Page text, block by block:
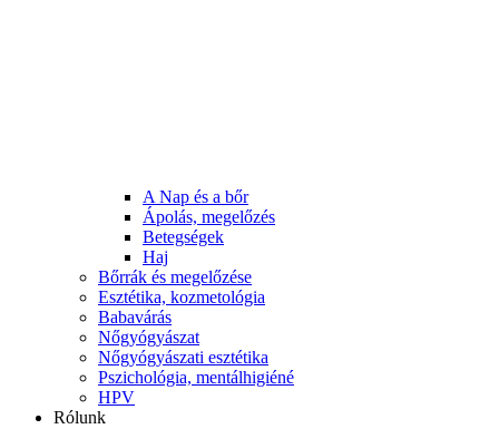
A Nap és a bőr
Ápolás, megelőzés
Betegségek
Haj
Bőrrák és megelőzése
Esztétika, kozmetológia
Babavárás
Nőgyógyászat
Nőgyógyászati esztétika
Pszichológia, mentálhigiéné
HPV
Rólunk